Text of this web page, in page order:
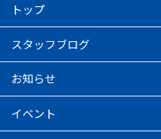
トップ
スタッフブログ
お知らせ
イベント